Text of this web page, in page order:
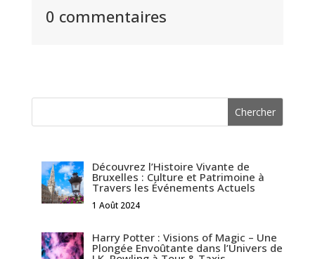
0 commentaires
Découvrez l’Histoire Vivante de
Bruxelles : Culture et Patrimoine à
Travers les Événements Actuels
1 Août 2024
Harry Potter : Visions of Magic – Une
Plongée Envoûtante dans l’Univers de